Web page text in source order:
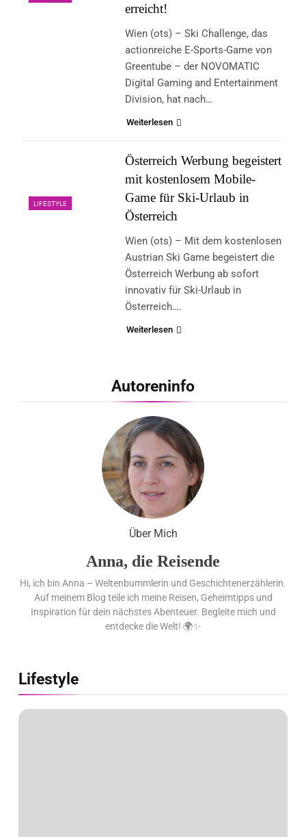
erreicht!
Wien (ots) – Ski Challenge, das
actionreiche E-Sports-Game von
Greentube – der NOVOMATIC
Digital Gaming and Entertainment
Division, hat nach…
Weiterlesen
LIFESTYLE
Österreich Werbung begeistert
mit kostenlosem Mobile-
Game für Ski-Urlaub in
Österreich
Wien (ots) – Mit dem kostenlosen
Austrian Ski Game begeistert die
Österreich Werbung ab sofort
innovativ für Ski-Urlaub in
Österreich….
Weiterlesen
Autoreninfo
Über Mich
Anna, die Reisende
Hi, ich bin Anna – Weltenbummlerin und Geschichtenerzählerin.
Auf meinem Blog teile ich meine Reisen, Geheimtipps und
Inspiration für dein nächstes Abenteuer. Begleite mich und
entdecke die Welt! 🌍✨
Lifestyle